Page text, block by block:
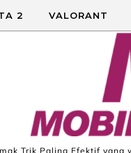
2 VALORANT
Trik Paling Efektif